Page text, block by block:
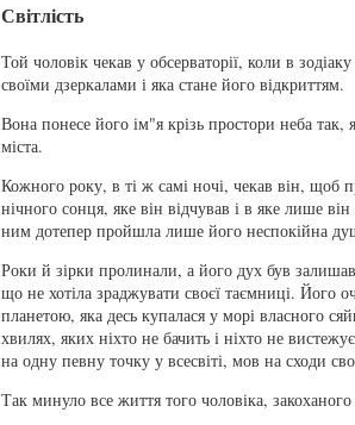
Світлість
Той чоловік чекав у обсерваторії, коли в
своїми дзеркалами і яка стане його відкриттям.
Вона понесе його ім"я крізь простори неба
міста.
Кожного року, в ті ж самі ночі, чекав він, щоб
нічного сонця, яке він відчував і в яке лише
ним дотепер пройшла лише його неспокійна
Роки й зірки пролинали, а його дух був
що не хотіла зраджувати своєї таємниці. Його
планетою, яка десь купалася у морі власного
хвилях, яких ніхто не бачить і ніхто не
на одну певну точку у всесвіті, мов на сходи
Так минуло все життя того чоловіка, закоханого